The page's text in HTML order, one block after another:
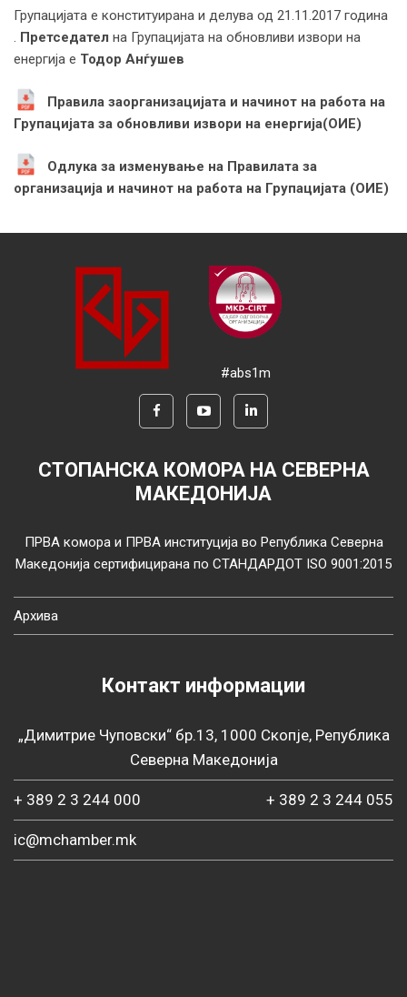
Групацијата е конституирана и делува од 21.11.2017 година
. Претседател на Групацијата на обновливи извори на
енергија е Тодор Анѓушев
Правила заорганизацијата и начинот на работа на
Групацијата за обновливи извори на енергија(ОИЕ)
Одлука за изменување на Правилата за
организација и начинот на работа на Групацијата (ОИЕ)
#abs1m
СТОПАНСКА КОМОРА НА СЕВЕРНА
МАКЕДОНИЈА
ПРВА комора и ПРВА институција во Република Северна
Македонија сертифицирана по СТАНДАРДОТ ISO 9001:2015
Архива
Контакт информации
„Димитрие Чуповски“ бр.13, 1000 Скопје, Република
Северна Македонија
+ 389 2 3 244 000 + 389 2 3 244 055
ic@mchamber.mk